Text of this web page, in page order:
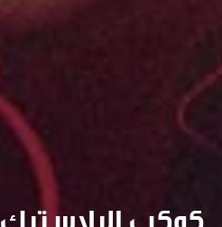
كوكب البلاستيك